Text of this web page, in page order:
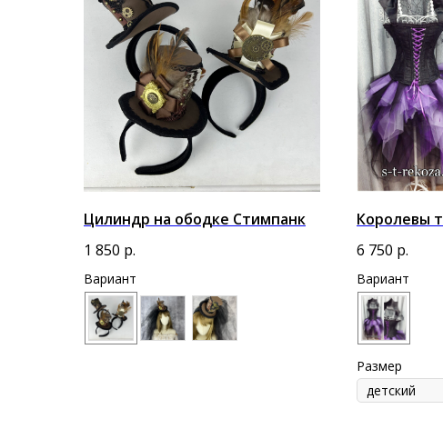
Цилиндр на ободке Стимпанк
1 850 р.
Вариант
Королевы
6 750 р.
Вариант
Размер